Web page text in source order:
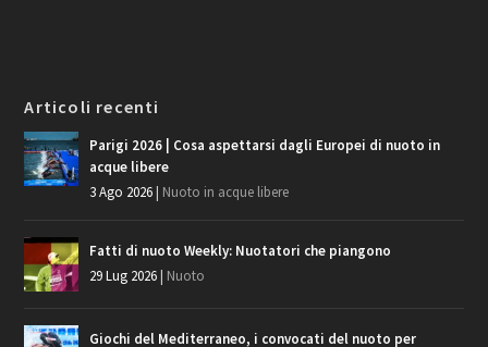
Articoli recenti
Parigi 2026 | Cosa aspettarsi dagli Europei di nuoto in
acque libere
3 Ago 2026 Nuoto in acque libere
Fatti di nuoto Weekly: Nuotatori che piangono
29 Lug 2026 Nuoto
Giochi del Mediterraneo, i convocati del nuoto per